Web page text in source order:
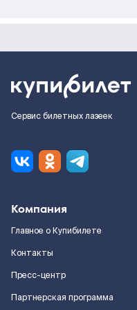
Сервис билетных лазеек
Компания
Главное о Купибилете
Контакты
Пресс-центр
Партнерская программа